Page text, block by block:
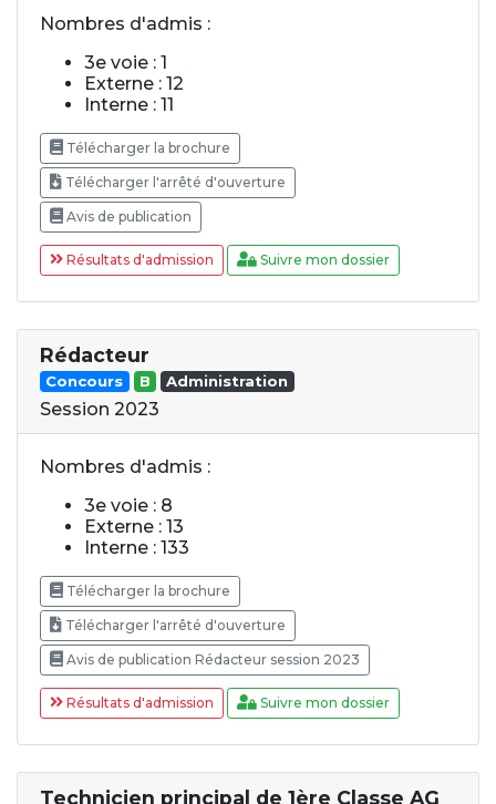
Nombres d'admis :
3e voie : 1
Externe : 12
Interne : 11
Télécharger la brochure
Télécharger l'arrêté d'ouverture
Avis de publication
Résultats d'admission Suivre mon dossier
Rédacteur
Concours B Administration
Session 2023
Nombres d'admis :
3e voie : 8
Externe : 13
Interne : 133
Télécharger la brochure
Télécharger l'arrêté d'ouverture
Avis de publication Rédacteur session 2023
Résultats d'admission Suivre mon dossier
Technicien principal de 1ère Classe AG